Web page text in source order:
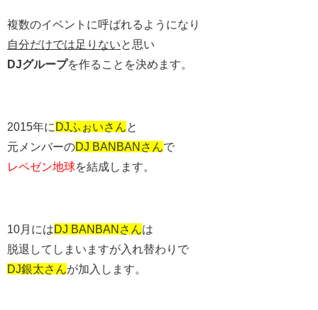
複数のイベントに呼ばれるようになり
自分だけでは足りない と思い
DJグループを作ることを決めます。
2015年に DJふぉいさん と
元メンバーのDJ BANBANさん で
レペゼン地球を結成します。
10月にはDJ BANBANさん は
脱退してしまいますが入れ替わりで
DJ銀太さん が加入します。